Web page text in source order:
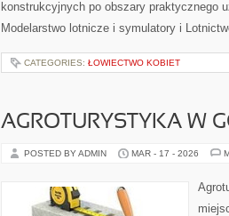
konstrukcyjnych po obszary praktycznego
Modelarstwo lotnicze i symulatory i
CATEGORIES: ŁOWIECTWO KOBIET
AGROTURYSTYKA W
POSTED BY ADMIN MAR - 17 - 2026